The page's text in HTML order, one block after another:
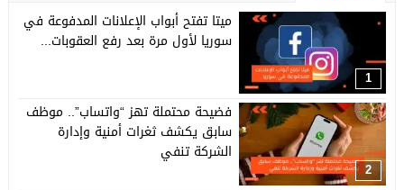
1
ميتا تفتح أبواب الإعلانات المدفوعة في
سوريا لأول مرة بعد رفع العقوبات...
2
فضيحة محتملة تهز “واتساب”.. موظف
سابق يكشف ثغرات أمنية وإدارة
الشركة تنفي